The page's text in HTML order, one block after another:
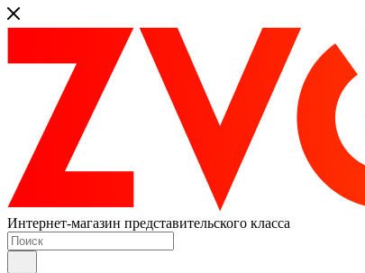
Интернет-магазин представительского класса